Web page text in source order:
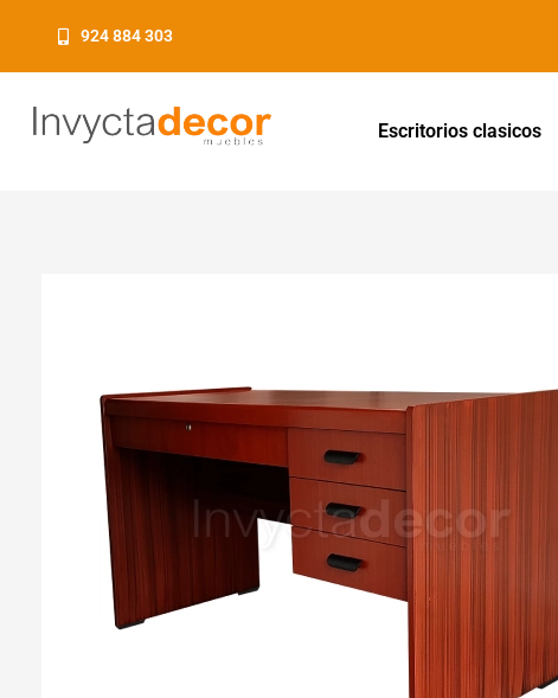
924 884 303
Escritorios clasicos